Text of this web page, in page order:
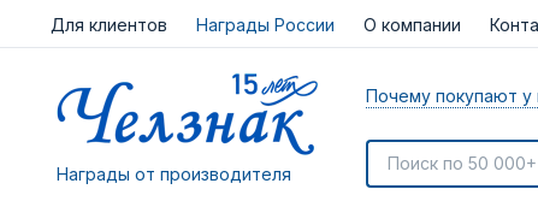
Для клиентов Награды России О компании
Награды от производителя
Почему покупают у